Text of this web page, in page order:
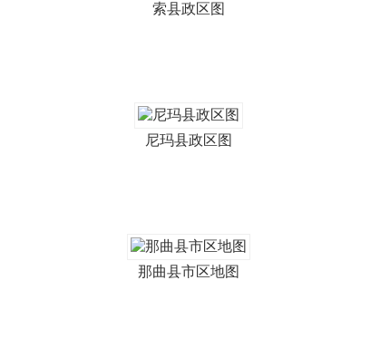
索县政区图
尼玛县政区图
那曲县市区地图